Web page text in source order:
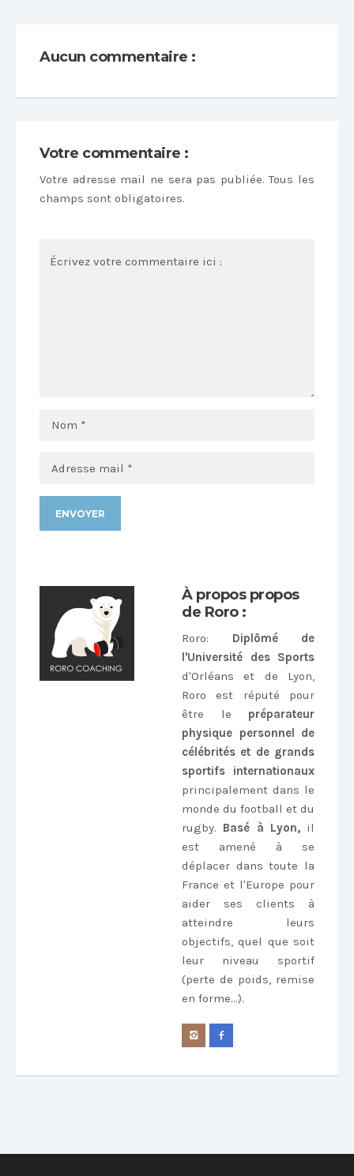
Aucun commentaire :
Votre commentaire :
Votre adresse mail ne sera pas publiée. Tous les
champs sont obligatoires.
À propos propos
de Roro :
Roro: Diplômé de
l'Université des Sports
d'Orléans et de Lyon,
Roro est réputé pour
être le préparateur
physique personnel de
célébrités et de grands
sportifs internationaux
principalement dans le
monde du football et du
rugby. Basé à Lyon,il
est amené à se
déplacer dans toute la
France et l'Europe pour
aider ses clients à
atteindre leurs
objectifs, quel que soit
leur niveau sportif
(perte de poids, remise
en forme...).